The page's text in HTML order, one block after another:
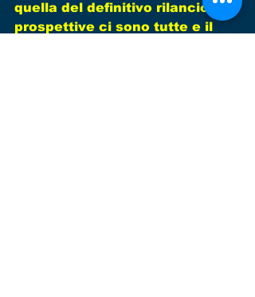
quella del definitivo rilancio. Le
prospettive ci sono tutte e il